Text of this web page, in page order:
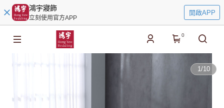
鴻宇寢飾
立刻使用官方APP
開啟APP
0
1/10